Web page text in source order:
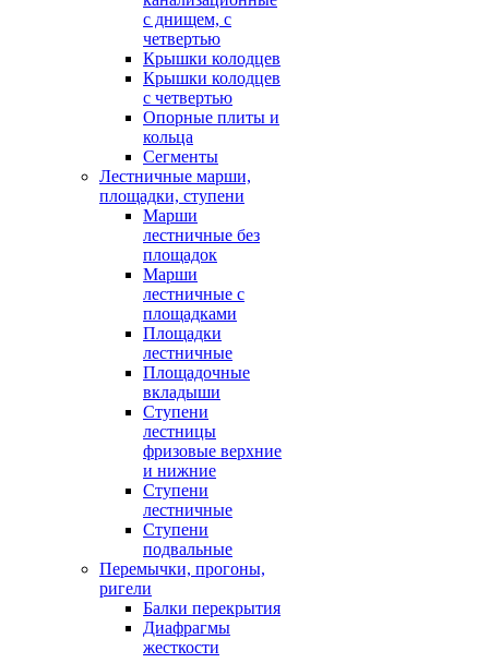
с днищем, с
четвертью
Крышки колодцев
Крышки колодцев
с четвертью
Опорные плиты и
кольца
Сегменты
Лестничные марши,
площадки, ступени
Марши
лестничные без
площадок
Марши
лестничные с
площадками
Площадки
лестничные
Площадочные
вкладыши
Ступени
лестницы
фризовые верхние
и нижние
Ступени
лестничные
Ступени
подвальные
Перемычки, прогоны,
ригели
Балки перекрытия
Диафрагмы
жесткости